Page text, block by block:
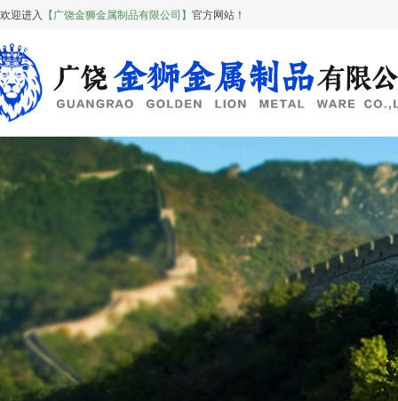
欢迎进入 【广饶金狮金属制品有限公司】 官方网站！